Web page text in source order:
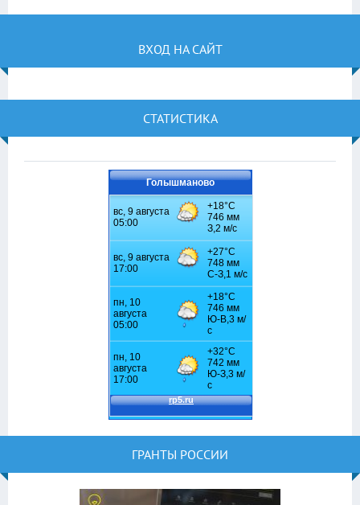
ВХОД НА САЙТ
СТАТИСТИКА
Голышманово
ГРАНТЫ РОССИИ